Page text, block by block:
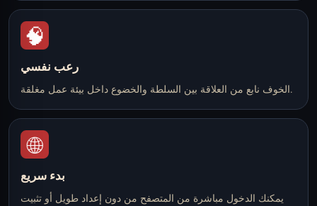
🧠
رعب نفسي
الخوف نابع من العلاقة بين السلطة والخضوع داخل بيئة عمل مغلقة.
🌐
بدء سريع
يمكنك الدخول مباشرة من المتصفح من دون إعداد طويل أو تثبيت